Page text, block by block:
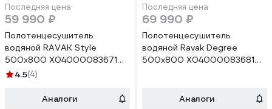
Последняя цена
59 990 ₽
Полотенцесушитель
водяной RAVAK Style
500x800 X04000083671
00000073741
4.5(4)
Аналоги
Последняя цена
69 990 ₽
Полотенцесушитель
водяной Ravak Degree
500x800 X04000083681
Аналоги